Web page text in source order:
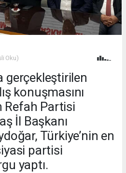
Oku)
gerçekleştirilen
konuşmasını
Refah Partisi
İl Başkanı
Türkiye’nin en
partisi
yaptı.